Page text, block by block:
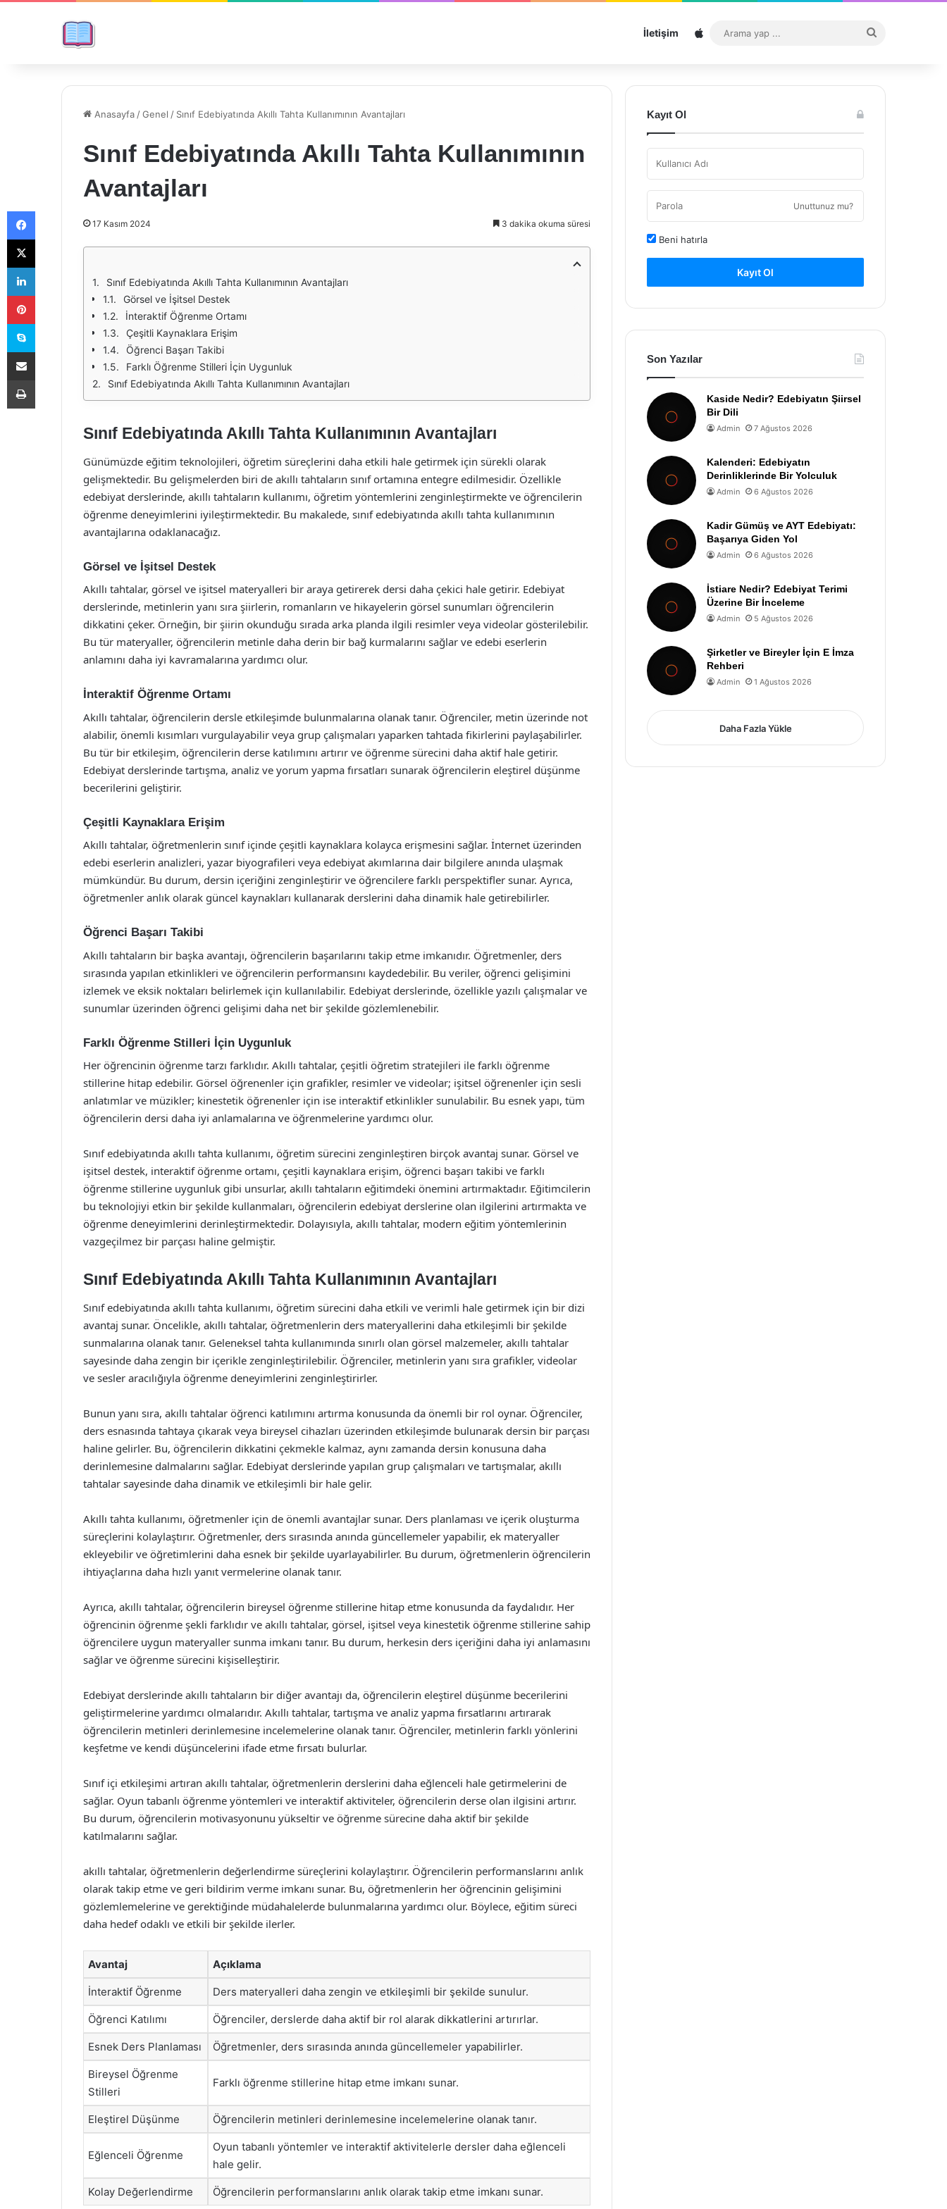
İletişim Sitemap
...
Anasayfa /Genel / Sınıf Edebiyatında Akıllı Tahta Kullanımının Avantajları
Sınıf Edebiyatında Akıllı Tahta Kullanımının
Avantajları
17 Kasım 2024 3 dakika okuma süresi
Sınıf Edebiyatında Akıllı Tahta Kullanımının Avantajları
Görsel ve İşitsel Destek
İnteraktif Öğrenme Ortamı
Çeşitli Kaynaklara Erişim
Öğrenci Başarı Takibi
Farklı Öğrenme Stilleri İçin Uygunluk
Sınıf Edebiyatında Akıllı Tahta Kullanımının Avantajları
Sınıf Edebiyatında Akıllı Tahta Kullanımının Avantajları
Günümüzde eğitim teknolojileri, öğretim süreçlerini daha etkili hale getirmek için sürekli olarak
gelişmektedir. Bu gelişmelerden biri de akıllı tahtaların sınıf ortamına entegre edilmesidir. Özellikle
edebiyat derslerinde, akıllı tahtaların kullanımı, öğretim yöntemlerini zenginleştirmekte ve öğrencilerin
öğrenme deneyimlerini iyileştirmektedir. Bu makalede, sınıf edebiyatında akıllı tahta kullanımının
avantajlarına odaklanacağız.
Görsel ve İşitsel Destek
Akıllı tahtalar, görsel ve işitsel materyalleri bir araya getirerek dersi daha çekici hale getirir. Edebiyat
derslerinde, metinlerin yanı sıra şiirlerin, romanların ve hikayelerin görsel sunumları öğrencilerin
dikkatini çeker. Örneğin, bir şiirin okunduğu sırada arka planda ilgili resimler veya videolar gösterilebilir.
Bu tür materyaller, öğrencilerin metinle daha derin bir bağ kurmalarını sağlar ve edebi eserlerin
anlamını daha iyi kavramalarına yardımcı olur.
İnteraktif Öğrenme Ortamı
Akıllı tahtalar, öğrencilerin dersle etkileşimde bulunmalarına olanak tanır. Öğrenciler, metin üzerinde not
alabilir, önemli kısımları vurgulayabilir veya grup çalışmaları yaparken tahtada fikirlerini paylaşabilirler.
Bu tür bir etkileşim, öğrencilerin derse katılımını artırır ve öğrenme sürecini daha aktif hale getirir.
Edebiyat derslerinde tartışma, analiz ve yorum yapma fırsatları sunarak öğrencilerin eleştirel düşünme
becerilerini geliştirir.
Çeşitli Kaynaklara Erişim
Akıllı tahtalar, öğretmenlerin sınıf içinde çeşitli kaynaklara kolayca erişmesini sağlar. İnternet üzerinden
edebi eserlerin analizleri, yazar biyografileri veya edebiyat akımlarına dair bilgilere anında ulaşmak
mümkündür. Bu durum, dersin içeriğini zenginleştirir ve öğrencilere farklı perspektifler sunar. Ayrıca,
öğretmenler anlık olarak güncel kaynakları kullanarak derslerini daha dinamik hale getirebilirler.
Öğrenci Başarı Takibi
Akıllı tahtaların bir başka avantajı, öğrencilerin başarılarını takip etme imkanıdır. Öğretmenler, ders
sırasında yapılan etkinlikleri ve öğrencilerin performansını kaydedebilir. Bu veriler, öğrenci gelişimini
izlemek ve eksik noktaları belirlemek için kullanılabilir. Edebiyat derslerinde, özellikle yazılı çalışmalar ve
sunumlar üzerinden öğrenci gelişimi daha net bir şekilde gözlemlenebilir.
Farklı Öğrenme Stilleri İçin Uygunluk
Her öğrencinin öğrenme tarzı farklıdır. Akıllı tahtalar, çeşitli öğretim stratejileri ile farklı öğrenme
stillerine hitap edebilir. Görsel öğrenenler için grafikler, resimler ve videolar; işitsel öğrenenler için sesli
anlatımlar ve müzikler; kinestetik öğrenenler için ise interaktif etkinlikler sunulabilir. Bu esnek yapı, tüm
öğrencilerin dersi daha iyi anlamalarına ve öğrenmelerine yardımcı olur.
Sınıf edebiyatında akıllı tahta kullanımı, öğretim sürecini zenginleştiren birçok avantaj sunar. Görsel ve
işitsel destek, interaktif öğrenme ortamı, çeşitli kaynaklara erişim, öğrenci başarı takibi ve farklı
öğrenme stillerine uygunluk gibi unsurlar, akıllı tahtaların eğitimdeki önemini artırmaktadır. Eğitimcilerin
bu teknolojiyi etkin bir şekilde kullanmaları, öğrencilerin edebiyat derslerine olan ilgilerini artırmakta ve
öğrenme deneyimlerini derinleştirmektedir. Dolayısıyla, akıllı tahtalar, modern eğitim yöntemlerinin
vazgeçilmez bir parçası haline gelmiştir.
Sınıf Edebiyatında Akıllı Tahta Kullanımının Avantajları
Sınıf edebiyatında akıllı tahta kullanımı, öğretim sürecini daha etkili ve verimli hale getirmek için bir dizi
avantaj sunar. Öncelikle, akıllı tahtalar, öğretmenlerin ders materyallerini daha etkileşimli bir şekilde
sunmalarına olanak tanır. Geleneksel tahta kullanımında sınırlı olan görsel malzemeler, akıllı tahtalar
sayesinde daha zengin bir içerikle zenginleştirilebilir. Öğrenciler, metinlerin yanı sıra grafikler, videolar
ve sesler aracılığıyla öğrenme deneyimlerini zenginleştirirler.
Bunun yanı sıra, akıllı tahtalar öğrenci katılımını artırma konusunda da önemli bir rol oynar. Öğrenciler,
ders esnasında tahtaya çıkarak veya bireysel cihazları üzerinden etkileşimde bulunarak dersin bir parçası
haline gelirler. Bu, öğrencilerin dikkatini çekmekle kalmaz, aynı zamanda dersin konusuna daha
derinlemesine dalmalarını sağlar. Edebiyat derslerinde yapılan grup çalışmaları ve tartışmalar, akıllı
tahtalar sayesinde daha dinamik ve etkileşimli bir hale gelir.
Akıllı tahta kullanımı, öğretmenler için de önemli avantajlar sunar. Ders planlaması ve içerik oluşturma
süreçlerini kolaylaştırır. Öğretmenler, ders sırasında anında güncellemeler yapabilir, ek materyaller
ekleyebilir ve öğretimlerini daha esnek bir şekilde uyarlayabilirler. Bu durum, öğretmenlerin öğrencilerin
ihtiyaçlarına daha hızlı yanıt vermelerine olanak tanır.
Ayrıca, akıllı tahtalar, öğrencilerin bireysel öğrenme stillerine hitap etme konusunda da faydalıdır. Her
öğrencinin öğrenme şekli farklıdır ve akıllı tahtalar, görsel, işitsel veya kinestetik öğrenme stillerine sahip
öğrencilere uygun materyaller sunma imkanı tanır. Bu durum, herkesin ders içeriğini daha iyi anlamasını
sağlar ve öğrenme sürecini kişiselleştirir.
Edebiyat derslerinde akıllı tahtaların bir diğer avantajı da, öğrencilerin eleştirel düşünme becerilerini
geliştirmelerine yardımcı olmalarıdır. Akıllı tahtalar, tartışma ve analiz yapma fırsatlarını artırarak
öğrencilerin metinleri derinlemesine incelemelerine olanak tanır. Öğrenciler, metinlerin farklı yönlerini
keşfetme ve kendi düşüncelerini ifade etme fırsatı bulurlar.
Sınıf içi etkileşimi artıran akıllı tahtalar, öğretmenlerin derslerini daha eğlenceli hale getirmelerini de
sağlar. Oyun tabanlı öğrenme yöntemleri ve interaktif aktiviteler, öğrencilerin derse olan ilgisini artırır.
Bu durum, öğrencilerin motivasyonunu yükseltir ve öğrenme sürecine daha aktif bir şekilde
katılmalarını sağlar.
akıllı tahtalar, öğretmenlerin değerlendirme süreçlerini kolaylaştırır. Öğrencilerin performanslarını anlık
olarak takip etme ve geri bildirim verme imkanı sunar. Bu, öğretmenlerin her öğrencinin gelişimini
gözlemlemelerine ve gerektiğinde müdahalelerde bulunmalarına yardımcı olur. Böylece, eğitim süreci
daha hedef odaklı ve etkili bir şekilde ilerler.
Avantaj Açıklama
İnteraktif Öğrenme Ders materyalleri daha zengin ve etkileşimli bir şekilde sunulur.
Öğrenci Katılımı Öğrenciler, derslerde daha aktif bir rol alarak dikkatlerini artırırlar.
Esnek Ders Planlaması Öğretmenler, ders sırasında anında güncellemeler yapabilirler.
Bireysel Öğrenme
Stilleri
Farklı öğrenme stillerine hitap etme imkanı sunar.
Eleştirel Düşünme Öğrencilerin metinleri derinlemesine incelemelerine olanak tanır.
Eğlenceli Öğrenme
Oyun tabanlı yöntemler ve interaktif aktivitelerle dersler daha eğlenceli
hale gelir.
Kolay Değerlendirme Öğrencilerin performanslarını anlık olarak takip etme imkanı sunar.
Kayıt Ol
Unuttunuz mu?
Beni hatırla
Kayıt Ol
Son Yazılar
Kaside Nedir? Edebiyatın Şiirsel
Bir Dili
Admin 7 Ağustos 2026
Kalenderi: Edebiyatın
Derinliklerinde Bir Yolculuk
Admin 6 Ağustos 2026
Kadir Gümüş ve AYT Edebiyatı:
Başarıya Giden Yol
Admin 6 Ağustos 2026
İstiare Nedir? Edebiyat Terimi
Üzerine Bir İnceleme
Admin 5 Ağustos 2026
Şirketler ve Bireyler İçin E İmza
Rehberi
Admin 1 Ağustos 2026
Daha Fazla Yükle
Facebook
X
LinkedIn
Pinterest
Skype
E-Posta ile paylaş